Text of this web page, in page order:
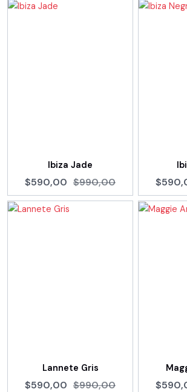
Ibiza Jade
$590,00 $990,00
Lannete Gris
$590,00 $990,00